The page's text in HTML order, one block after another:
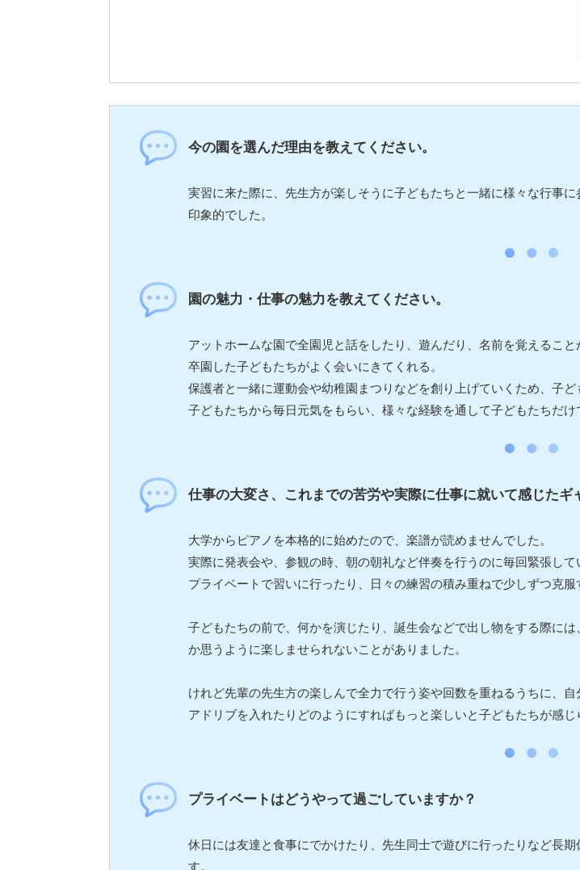
今の園を選んだ理由を教えてください。
実習に来た際に、先生方が楽しそうに子どもたちと一緒に様々な行事
印象的でした。
園の魅力・仕事の魅力を教えてください。
アットホームな園で全園児と話をしたり、遊んだり、名前を覚えること
卒園した子どもたちがよく会いにきてくれる。
保護者と一緒に運動会や幼稚園まつりなどを創り上げていくため、子ど
子どもたちから毎日元気をもらい、様々な経験を通して子どもたちだけ
仕事の大変さ、これまでの苦労や実際に仕事に就いて感じたギ
大学からピアノを本格的に始めたので、楽譜が読めませんでした。
実際に発表会や、参観の時、朝の朝礼など伴奏を行うのに毎回緊張して
プライベートで習いに行ったり、日々の練習の積み重ねで少しずつ克服
子どもたちの前で、何かを演じたり、誕生会などで出し物をする際に
か思うように楽しませられないことがありました。
けれど先輩の先生方の楽しんで全力で行う姿や回数を重ねるうちに、
アドリブを入れたりどのようにすればもっと楽しいと子どもたちが感じ
プライベートはどうやって過ごしていますか？
休日には友達と食事にでかけたり、先生同士で遊びに行ったりなど長
す。